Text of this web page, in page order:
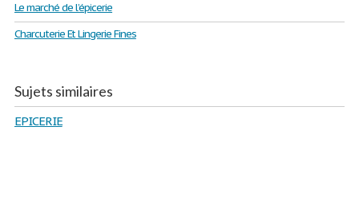
Le marché de l’épicerie
Charcuterie Et Lingerie Fines
Sujets similaires
EPICERIE